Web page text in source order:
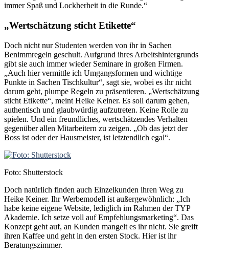
immer Spaß und Lockherheit in die Runde.“
„Wertschätzung sticht Etikette“
Doch nicht nur Studenten werden von ihr in Sachen
Benimmregeln geschult. Aufgrund ihres Arbeitshintergrunds
gibt sie auch immer wieder Seminare in großen Firmen.
„Auch hier vermittle ich Umgangsformen und wichtige
Punkte in Sachen Tischkultur“, sagt sie, wobei es ihr nicht
darum geht, plumpe Regeln zu präsentieren. „Wertschätzung
sticht Etikette“, meint Heike Keiner. Es soll darum gehen,
authentisch und glaubwürdig aufzutreten. Keine Rolle zu
spielen. Und ein freundliches, wertschätzendes Verhalten
gegenüber allen Mitarbeitern zu zeigen. „Ob das jetzt der
Boss ist oder der Hausmeister, ist letztendlich egal“.
Foto: Shutterstock
Doch natürlich finden auch Einzelkunden ihren Weg zu
Heike Keiner. Ihr Werbemodell ist außergewöhnlich: „Ich
habe keine eigene Website, lediglich im Rahmen der TYP
Akademie. Ich setze voll auf Empfehlungsmarketing“. Das
Konzept geht auf, an Kunden mangelt es ihr nicht. Sie greift
ihren Kaffee und geht in den ersten Stock. Hier ist ihr
Beratungszimmer.